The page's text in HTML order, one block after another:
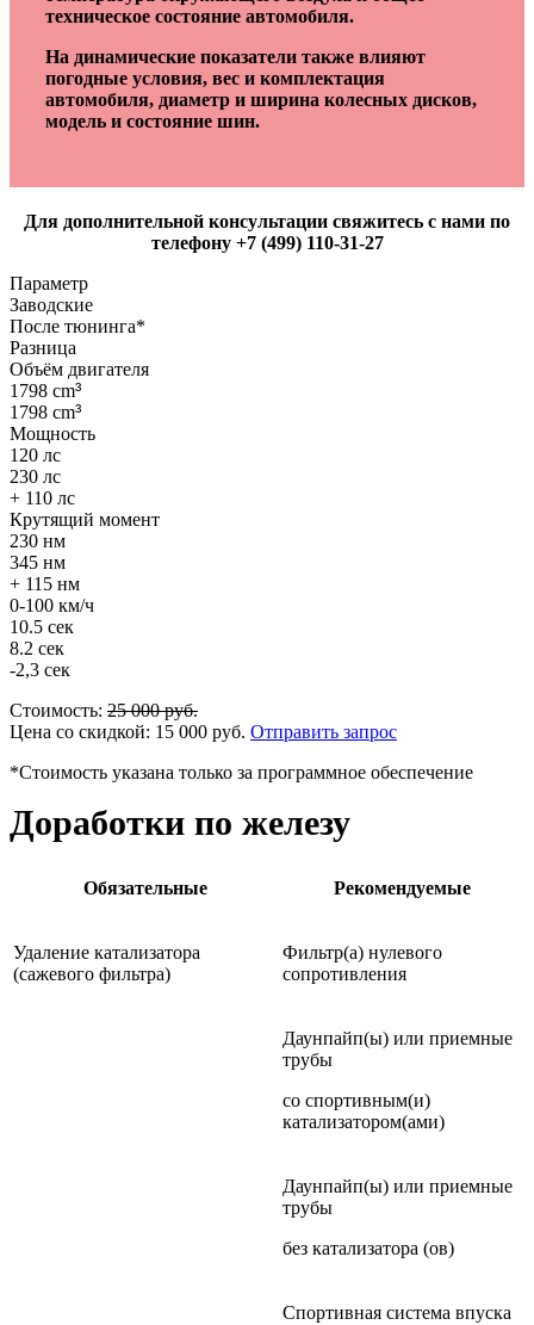
техническое состояние автомобиля.
На динамические показатели также влияют
погодные условия, вес и комплектация
автомобиля, диаметр и ширина колесных дисков,
модель и состояние шин.
Для дополнительной консультации свяжитесь с нами по
телефону +7 (499) 110-31-27
Параметр
Заводские
После тюнинга*
Разница
Объём двигателя
1798 cm³
1798 cm³
Мощность
120 лс
230 лс
+ 110 лс
Крутящий момент
230 нм
345 нм
+ 115 нм
0-100 км/ч
10.5 сек
8.2 сек
-2,3 сек
Стоимость: 25 000руб.
Цена со скидкой: 15 000 руб. Отправить запрос
*Стоимость указана только за программное обеспечение
Доработки по железу
Обязательные Рекомендуемые
Удаление катализатора
(сажевого фильтра)
Фильтр(а) нулевого
сопротивления
Даунпайп(ы) или приемные
трубы
со спортивным(и)
катализатором(ами)
Даунпайп(ы) или приемные
трубы
без катализатора (ов)
Спортивная система впуска